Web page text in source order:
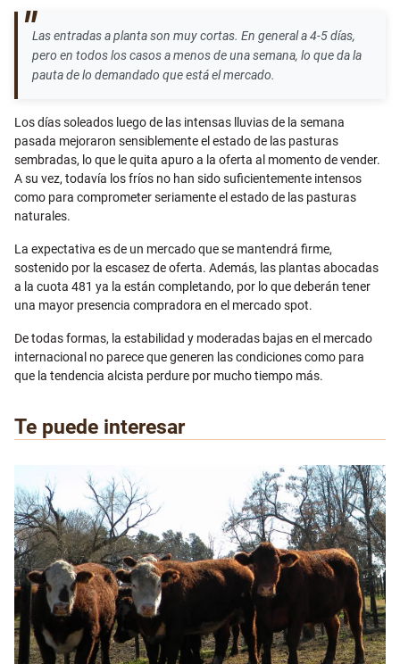
Las entradas a planta son muy cortas. En general a 4-5 días,
pero en todos los casos a menos de una semana, lo que da la
pauta de lo demandado que está el mercado.
Los días soleados luego de las intensas lluvias de la semana
pasada mejoraron sensiblemente el estado de las pasturas
sembradas, lo que le quita apuro a la oferta al momento de vender.
A su vez, todavía los fríos no han sido suficientemente intensos
como para comprometer seriamente el estado de las pasturas
naturales.
La expectativa es de un mercado que se mantendrá firme,
sostenido por la escasez de oferta. Además, las plantas abocadas
a la cuota 481 ya la están completando, por lo que deberán tener
una mayor presencia compradora en el mercado spot.
De todas formas, la estabilidad y moderadas bajas en el mercado
internacional no parece que generen las condiciones como para
que la tendencia alcista perdure por mucho tiempo más.
Te puede interesar